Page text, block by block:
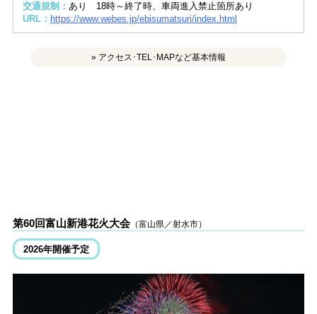
交通規制： あり 18時～終了時、車両進入禁止箇所あり
URL： https://www.webes.jp/ebisumatsuri/index.html
» アクセス･TEL･MAPなど基本情報
第60回富山新港花火大会（富山県／射水市）
2026年開催予定